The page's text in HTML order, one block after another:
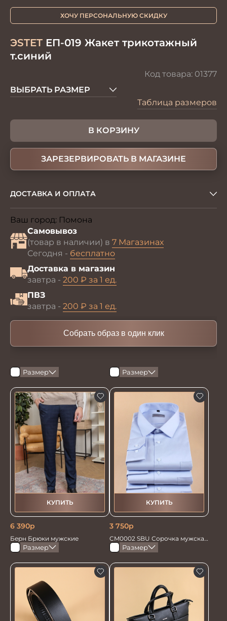
ЭSTET ЕП-019 Жакет трикотажный
т.синий
Код товара: 01377
ХОЧУ ПЕРСОНАЛЬНУЮ СКИДКУ
ВЫБРАТЬ РАЗМЕР
Таблица размеров
В КОРЗИНУ
ЗАРЕЗЕРВИРОВАТЬ В МАГАЗИНЕ
ДОСТАВКА И ОПЛАТА
Ваш город: Помона
Самовывоз
(товар в наличии) в 7 Магазинах
Сегодня - бесплатно
Доставка в магазин
завтра - 200 ₽ за 1 ед.
ПВЗ
завтра - 200 ₽ за 1 ед.
Собрать образ в один клик
Размер
КУПИТЬ
6 390р
Берн Брюки мужские
Размер
КУПИТЬ
3 750р
CM0002 SBU Сорочка мужская
голубая
Размер Размер